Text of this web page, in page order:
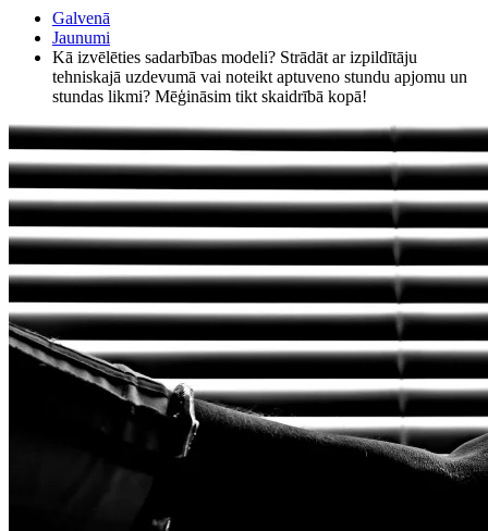
Galvenā
Jaunumi
Kā izvēlēties sadarbības modeli? Strādāt ar izpildītāju
tehniskajā uzdevumā vai noteikt aptuveno stundu apjomu un
stundas likmi? Mēģināsim tikt skaidrībā kopā!